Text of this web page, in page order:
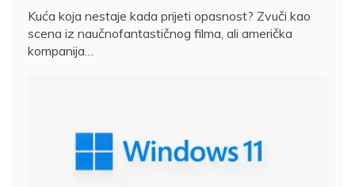
Kuća koja nestaje kada prijeti opasnost? Zvuči kao
scena iz naučnofantastičnog filma, ali američka
kompanija…